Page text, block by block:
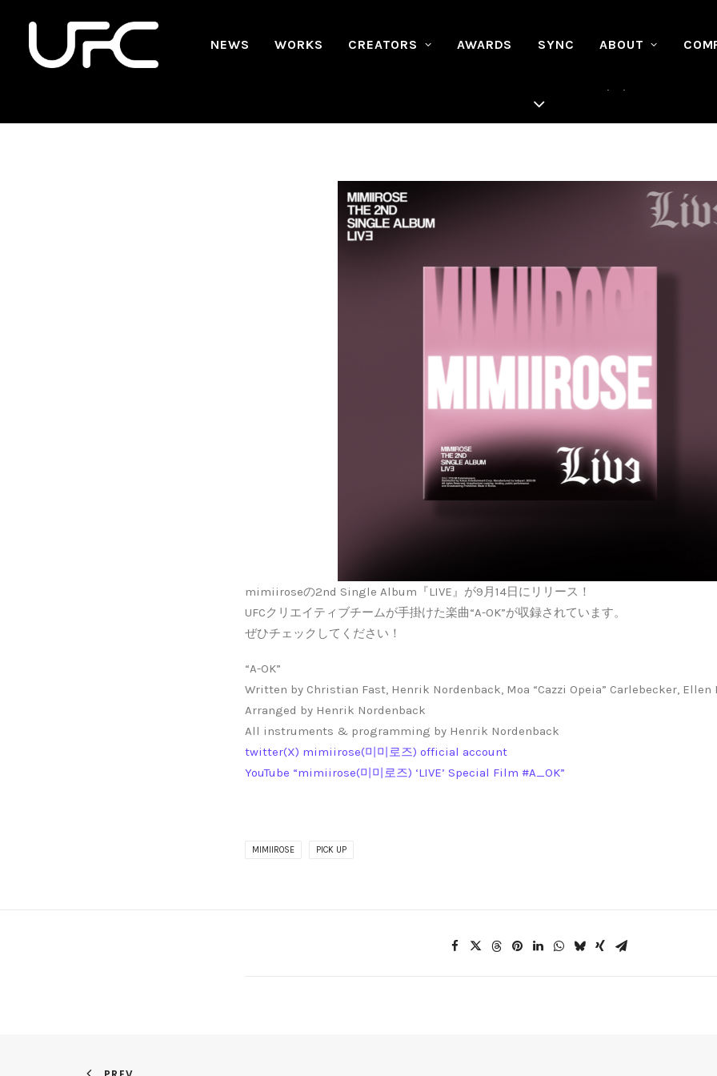
NEWS WORKS CREATORS AWARDS SYNC ABOUT
mimiiroseの2nd Single Album『LIVE』が9月14日にリリース！
UFCクリエイティブチームが手掛けた楽曲“A-OK”が収録されています。
ぜひチェックしてください！
“A-OK”
Written by Christian Fast, Henrik Nordenback, Moa “Cazzi Opeia” Carlebecker, Ellen
Arranged by Henrik Nordenback
All instruments & programming by Henrik Nordenback
twitter(X) mimiirose(미미로즈) official account
YouTube “mimiirose(미미로즈) ‘LIVE’ Special Film #A_OK”
MIMIIROSE PICK UP